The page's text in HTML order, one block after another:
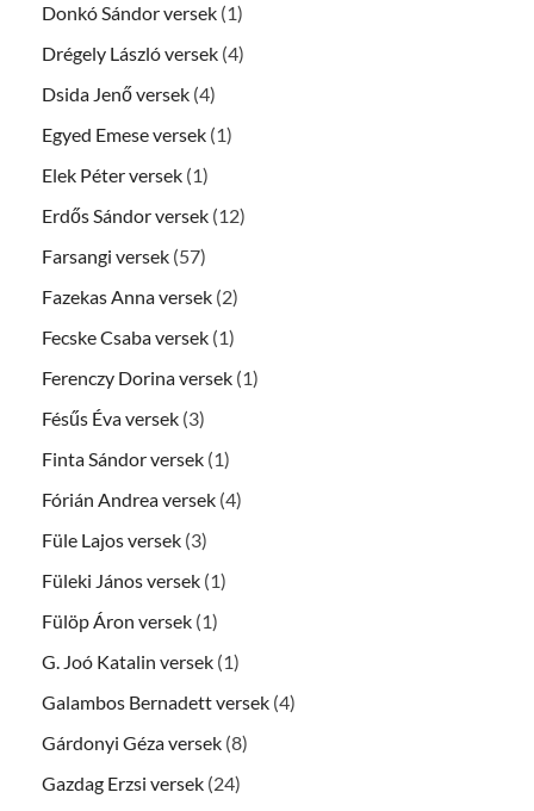
Donkó Sándor versek (1)
Drégely László versek (4)
Dsida Jenő versek (4)
Egyed Emese versek (1)
Elek Péter versek (1)
Erdős Sándor versek (12)
Farsangi versek (57)
Fazekas Anna versek (2)
Fecske Csaba versek (1)
Ferenczy Dorina versek (1)
Fésűs Éva versek (3)
Finta Sándor versek (1)
Fórián Andrea versek (4)
Füle Lajos versek (3)
Füleki János versek (1)
Fülöp Áron versek (1)
G. Joó Katalin versek (1)
Galambos Bernadett versek (4)
Gárdonyi Géza versek (8)
Gazdag Erzsi versek (24)